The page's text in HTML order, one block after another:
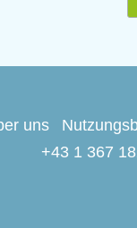
uns
+43 1 367